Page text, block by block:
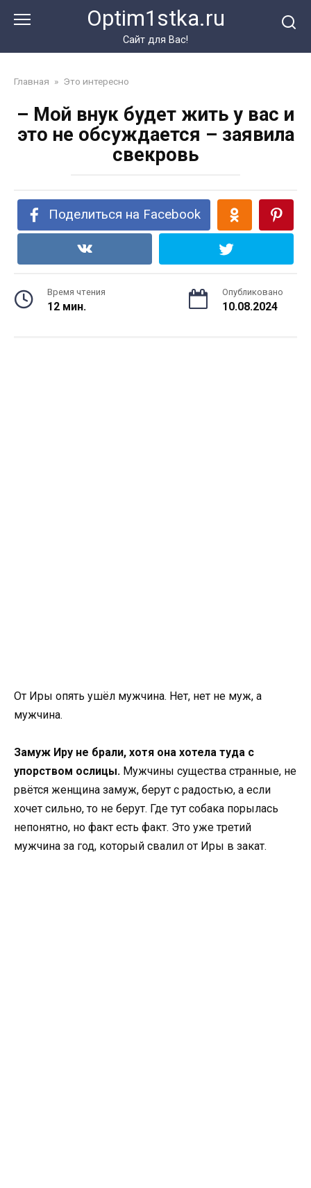
Optim1stka.ru
Сайт для Вас!
Главная » Это интересно
– Мой внук будет жить у вас и
это не обсуждается – заявила
свекровь
Поделиться на Facebook
Время чтения
12 мин.
Опубликовано
10.08.2024
От Иры опять ушёл мужчина. Нет, нет не муж, а
мужчина.
Замуж Иру не брали, хотя она хотела туда с
упорством ослицы. Мужчины существа странные, не
рвётся женщина замуж, берут с радостью, а если
хочет сильно, то не берут. Где тут собака порылась
непонятно, но факт есть факт. Это уже третий
мужчина за год, который свалил от Иры в закат.